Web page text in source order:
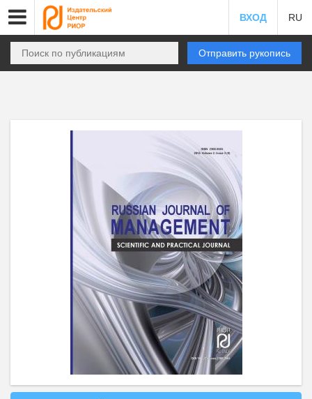
ВХОД RU
Отправить рукопись